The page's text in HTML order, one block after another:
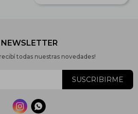
NEWSLETTER
todas nuestras novedades!
SUSCRIBIRME
 